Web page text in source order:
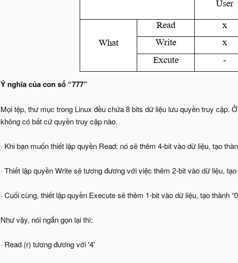
Ý nghĩa của con số “777”
Mọi tệp, thư mục trong Linux đều chứa 8 bits dữ liệu lưu quyền truy cập.
không có bất cứ quyền truy cập nào.
· Khi bạn muốn thiết lập quyền Read: nó sẽ thêm 4-bit vào dữ liệu, tạo
· Thiết lập quyền Write sẽ tương đương với việc thêm 2-bit vào dữ liệu, tạo
· Cuối cùng, thiết lập quyền Execute sẽ thêm 1-bit vào dữ liệu, tạo thành
Như vậy, nói ngắn gọn lại thì:
· Read (r) tương đương với '4'